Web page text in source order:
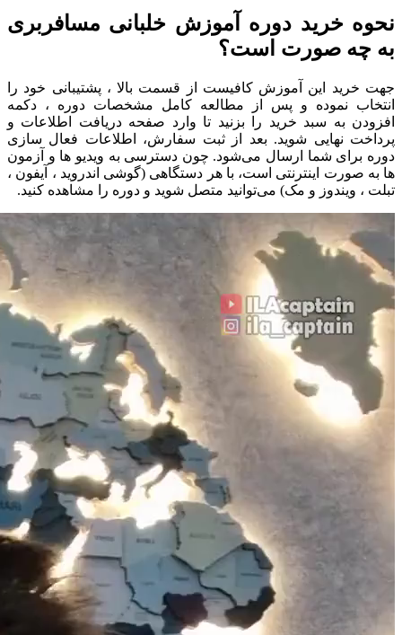
نحوه خرید دوره آموزش خلبانی مسافربری
به چه صورت است؟
جهت خرید این آموزش کافیست از قسمت بالا ، پشتیبانی خود را
انتخاب نموده و پس از مطالعه کامل مشخصات دوره ، دکمه
افزودن به سبد خرید را بزنید تا وارد صفحه دریافت اطلاعات و
پرداخت نهایی شوید. بعد از ثبت سفارش، اطلاعات فعال سازی
دوره برای شما ارسال می‌شود. چون دسترسی به ویدیو ها و آزمون
ها به صورت اینترنتی است، با هر دستگاهی (گوشی اندروید ، آیفون ،
تبلت ، ویندوز و مک) می‌توانید متصل شوید و دوره را مشاهده کنید.